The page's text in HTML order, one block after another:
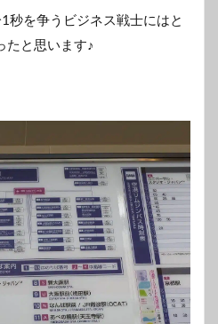
秒を争うビジネス戦士にはと
たと思います♪